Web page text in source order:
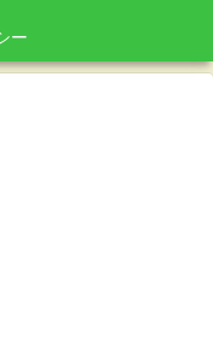
ー